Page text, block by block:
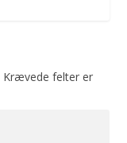
Krævede felter er